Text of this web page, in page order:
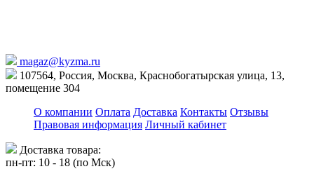
magaz@kyzma.ru
107564, Россия, Москва, Краснобогатырская улица, 13,
помещение 304
О компании Оплата Доставка Контакты Отзывы
Правовая информация Личный кабинет
Доставка товара:
пн-пт: 10 - 18 (по Мск)